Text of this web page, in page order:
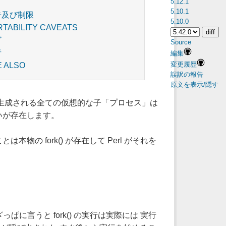
5.10.1
5.10.0
Source
編集
変更履歴
誤訳の報告
原文を表示/隠す
び制限
CAVEATS
ALSO
される全ての仮想的な子「プロセス」は
存在します。
は本物の fork() が存在して Perl がそれを
ぱに言うと fork() の実行は実際には 実行